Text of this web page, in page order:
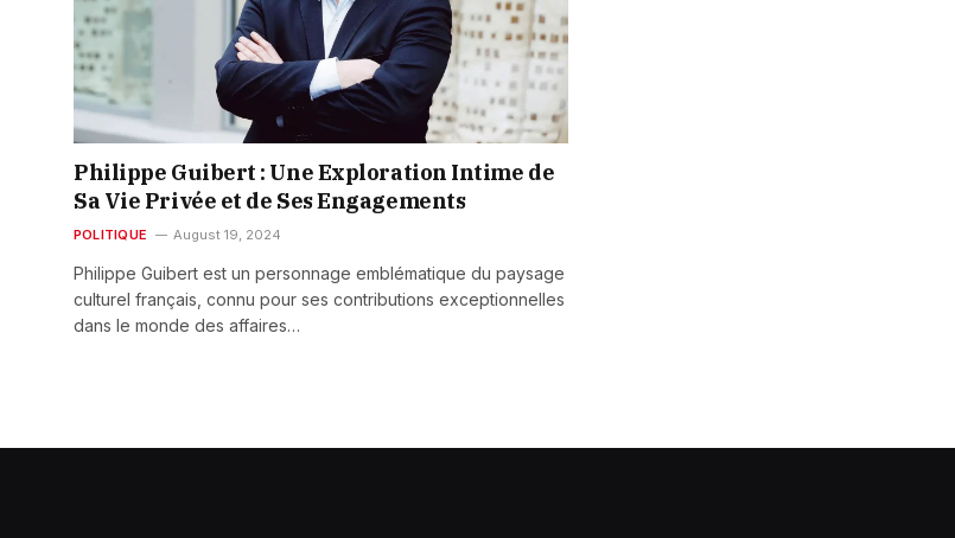
Philippe Guibert : Une Exploration Intime de
Sa Vie Privée et de Ses Engagements
POLITIQUE August 19, 2024
Philippe Guibert est un personnage emblématique du paysage
culturel français, connu pour ses contributions exceptionnelles
dans le monde des affaires…